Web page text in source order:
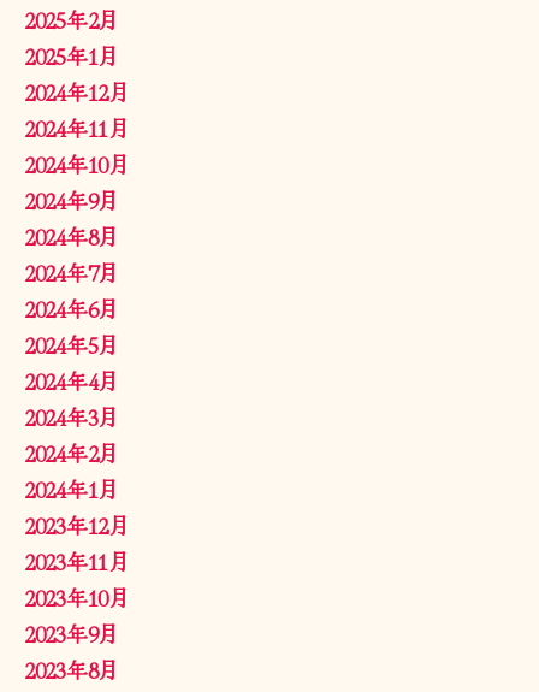
2025年2月
2025年1月
2024年12月
2024年11月
2024年10月
2024年9月
2024年8月
2024年7月
2024年6月
2024年5月
2024年4月
2024年3月
2024年2月
2024年1月
2023年12月
2023年11月
2023年10月
2023年9月
2023年8月